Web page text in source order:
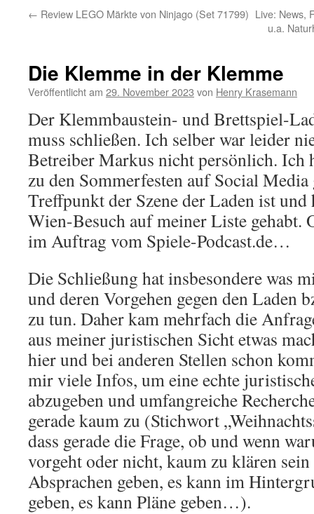
← Review LEGO Märkte von Ninjago (Set 71799) Live: News,
u.a.
Die Klemme in der Klemme
Veröffentlicht am 29. November 2023 von Henry Krasemann
Der Klemmbaustein- und Brettspiel-
muss schließen. Ich selber war leider
Betreiber Markus nicht persönlich. Ich
zu den Sommerfesten auf Social Media
Treffpunkt der Szene der Laden ist und
Wien-Besuch auf meiner Liste gehabt.
im Auftrag vom Spiele-Podcast.de…
Die Schließung hat insbesondere was
und deren Vorgehen gegen den Laden
zu tun. Daher kam mehrfach die
aus meiner juristischen Sicht etwas
hier und bei anderen Stellen schon
mir viele Infos, um eine echte
abzugeben und umfangreiche
gerade kaum zu (Stichwort
dass gerade die Frage, ob und wenn
vorgeht oder nicht, kaum zu klären
Absprachen geben, es kann im
geben, es kann Pläne geben…).